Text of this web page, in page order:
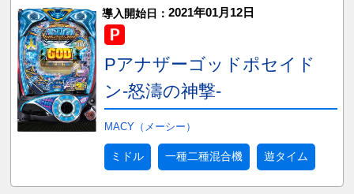
導入開始日： 2021年01月12日
Pアナザーゴッドポセイド
ン-怒濤の神撃-
MACY（メーシー）
ミドル 一種二種混合機 遊タイム